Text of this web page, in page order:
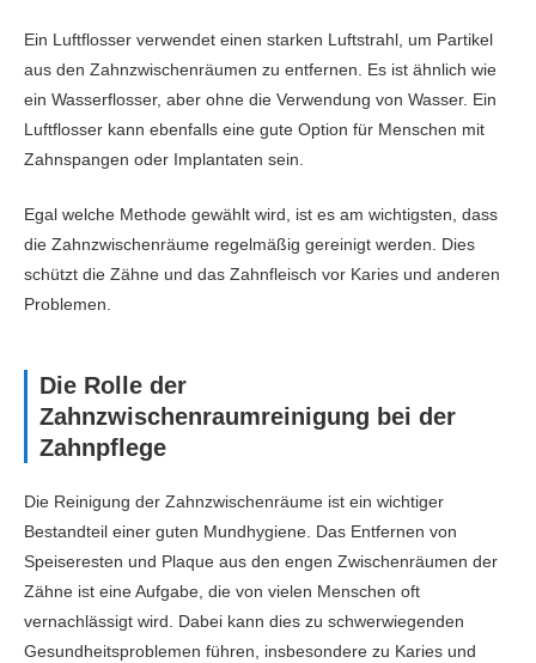
Ein Luftflosser verwendet einen starken Luftstrahl, um Partikel
aus den Zahnzwischenräumen zu entfernen. Es ist ähnlich wie
ein Wasserflosser, aber ohne die Verwendung von Wasser. Ein
Luftflosser kann ebenfalls eine gute Option für Menschen mit
Zahnspangen oder Implantaten sein.
Egal welche Methode gewählt wird, ist es am wichtigsten, dass
die Zahnzwischenräume regelmäßig gereinigt werden. Dies
schützt die Zähne und das Zahnfleisch vor Karies und anderen
Problemen.
Die Rolle der
Zahnzwischenraumreinigung bei der
Zahnpflege
Die Reinigung der Zahnzwischenräume ist ein wichtiger
Bestandteil einer guten Mundhygiene. Das Entfernen von
Speiseresten und Plaque aus den engen Zwischenräumen der
Zähne ist eine Aufgabe, die von vielen Menschen oft
vernachlässigt wird. Dabei kann dies zu schwerwiegenden
Gesundheitsproblemen führen, insbesondere zu Karies und